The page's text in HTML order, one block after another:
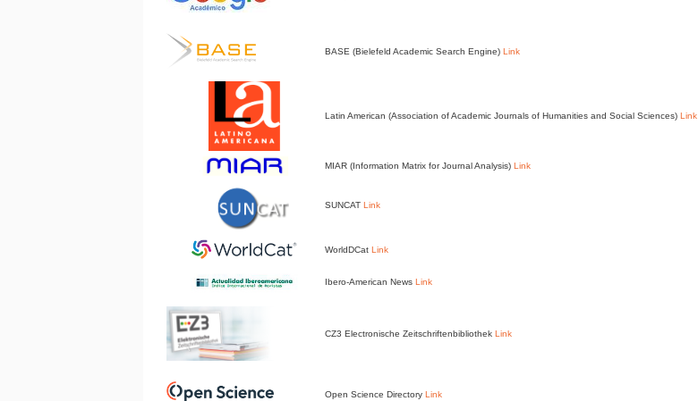
BASE (Bielefeld Academic Search Engine)Link
Latin American (Association of Academic Journals of Humanities and Social Sciences)Link
MIAR (Information Matrix for Journal Analysis)Link
SUNCATLink
WorldDCatLink
Ibero-American NewsLink
CZ3 Electronische ZeitschriftenbibliothekLink
Open Science DirectoryLink